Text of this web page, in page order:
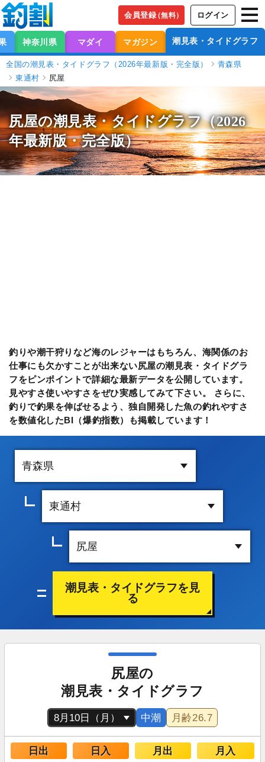
会員登録（無料） ログイン
神奈川県 マダイ マガジン 潮見表・タイドグラフ
全国の潮見表・タイドグラフ（2026年最新版・完全版）
青森県
東通村
尻屋
尻屋の潮見表・タイドグラフ（2026
年最新版・完全版）
釣りや潮干狩りなど海のレジャーはもちろん、海関係のお
仕事にも欠かすことが出来ない尻屋の潮見表・タイドグラ
フをピンポイントで詳細な最新データを公開しています。
見やすさ使いやすさをぜひ実感してみて下さい。 さらに、
釣りで釣果を伸ばせるよう、独自開発した魚の釣れやすさ
を数値化したBI（爆釣指数）も掲載しています！
潮見表・タイドグラフを見
る
尻屋の
潮見表・タイドグラフ
中潮 月齢26.7
日出 日入 月出 月入